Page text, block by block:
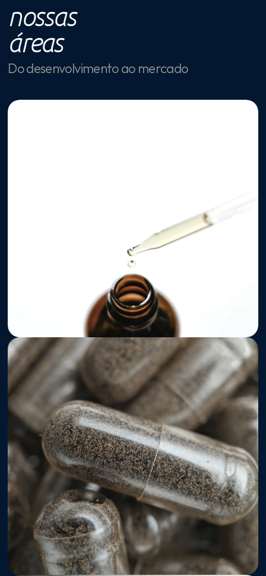
nossas
áreas
Do desenvolvimento ao mercado
Suplementos Alimentares
     Lab
Regulatório
Qualidade Regulatóri